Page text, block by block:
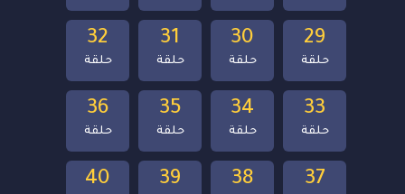
40 39 38 37
36
حلقة
35
حلقة
34
حلقة
33
حلقة
32
حلقة
31
حلقة
30
حلقة
29
حلقة